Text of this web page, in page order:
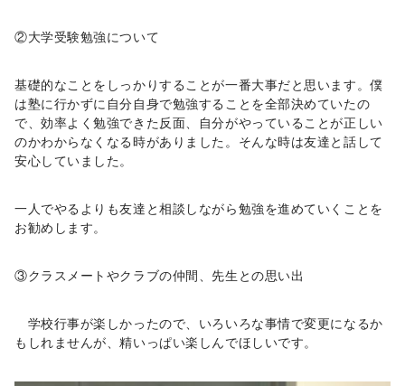
②大学受験勉強について
基礎的なことをしっかりすることが一番大事だと思います。僕
は塾に行かずに自分自身で勉強することを全部決めていたの
で、効率よく勉強できた反面、自分がやっていることが正しい
のかわからなくなる時がありました。そんな時は友達と話して
安心していました。
一人でやるよりも友達と相談しながら勉強を進めていくことを
お勧めします。
③クラスメートやクラブの仲間、先生との思い出
学校行事が楽しかったので、いろいろな事情で変更になるか
もしれませんが、精いっぱい楽しんでほしいです。